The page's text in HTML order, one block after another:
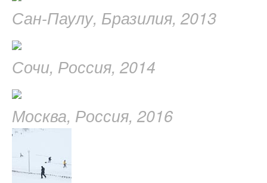
Сан-Паулу, Бразилия, 2013
Сочи, Россия, 2014
Москва, Россия, 2016